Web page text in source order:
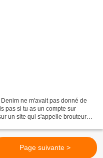
ne m'avait pas donné de
pas si tu as un compte sur
un site qui s'appelle brouteurs
Page suivante >